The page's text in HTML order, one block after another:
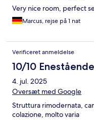
Very nice room, perfect
Marcus, rejse på 1 nat
Verificeret anmeldelse
10/10 Enestående
4. jul. 2025
Oversæt med Google
Struttura rimodernata,
colazione, molto varia